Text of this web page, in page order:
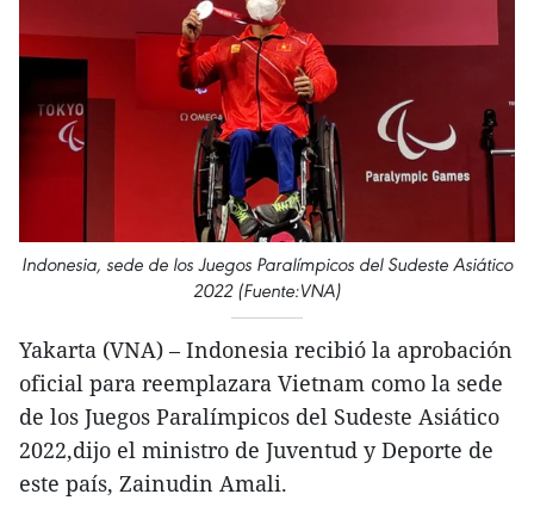
Indonesia, sede de los Juegos Paralímpicos del Sudeste Asiático
2022 (Fuente:VNA)
Yakarta (VNA) – Indonesia recibió la aprobación
oficial para reemplazara Vietnam como la sede
de los Juegos Paralímpicos del Sudeste Asiático
2022,dijo el ministro de Juventud y Deporte de
este país, Zainudin Amali.